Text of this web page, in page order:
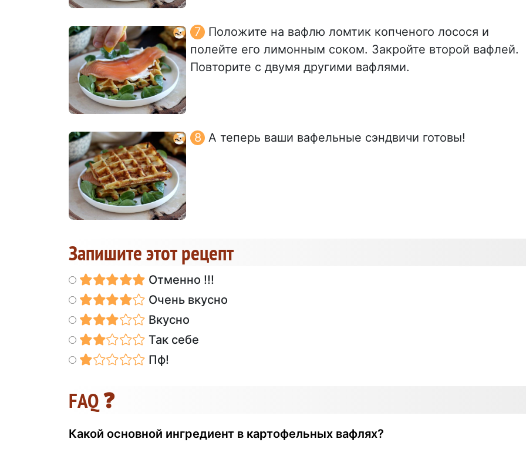
Положите на вафлю ломтик копченого лосося и
полейте его лимонным соком. Закройте второй вафлей.
Повторите с двумя другими вафлями.
А теперь ваши вафельные сэндвичи готовы!
Запишите этот рецепт
Отменно !!!
Очень вкусно
Вкусно
Так себе
Пф!
FAQ ❓
Какой основной ингредиент в картофельных вафлях?